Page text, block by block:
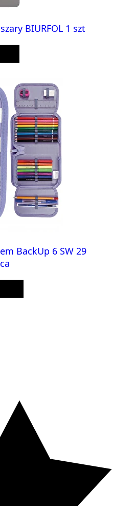
BIURFOL 1 szt
BackUp 6 SW 29